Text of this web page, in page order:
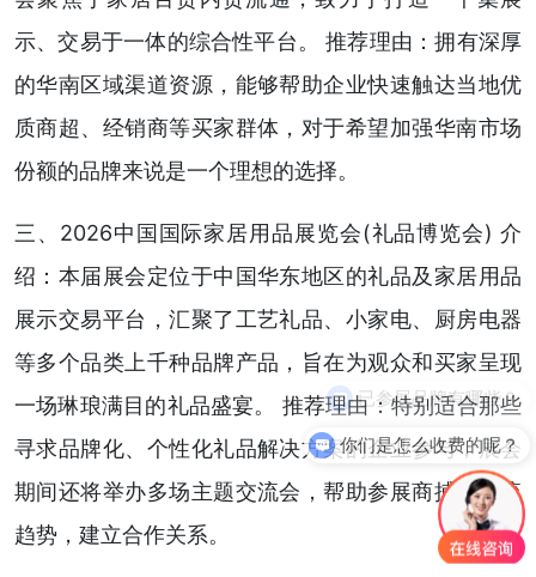
示、交易于一体的综合性平台。 推荐理由：拥有深厚
的华南区域渠道资源，能够帮助企业快速触达当地优
质商超、经销商等买家群体，对于希望加强华南市场
份额的品牌来说是一个理想的选择。
三、2026中国国际家居用品展览会(礼品博览会) 介
绍：本届展会定位于中国华东地区的礼品及家居用品
展示交易平台，汇聚了工艺礼品、小家电、厨房电器
等多个品类上千种品牌产品，旨在为观众和买家呈现
一场琳琅满目的礼品盛宴。 推荐理由：特别适合那些
寻求品牌化、个性化礼品解决方案的企业参与，展会
期间还将举办多场主题交流会，帮助参展商捕捉潮流
趋势，建立合作关系。
你们是怎么收费的呢？